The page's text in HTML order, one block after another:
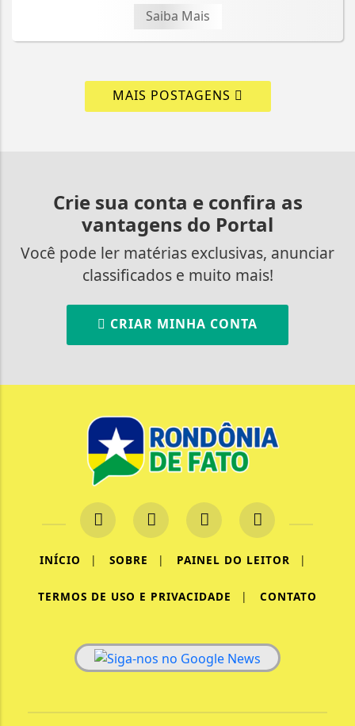
Saiba Mais
MAIS POSTAGENS
Crie sua conta e confira as
vantagens do Portal
Você pode ler matérias exclusivas, anunciar
classificados e muito mais!
CRIAR MINHA CONTA
INÍCIO | SOBRE | PAINEL DO LEITOR |
TERMOS DE USO E PRIVACIDADE | CONTATO